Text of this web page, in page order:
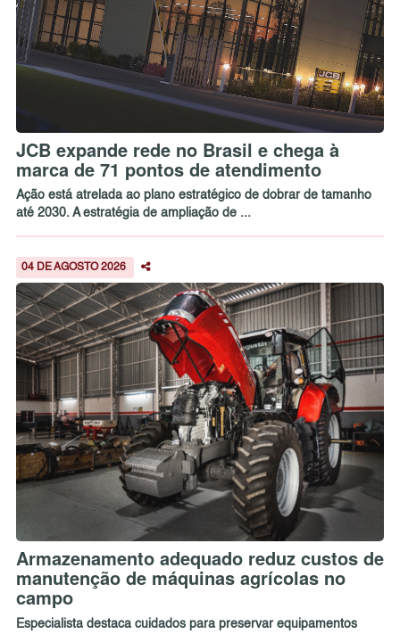
JCB expande rede no Brasil e chega à
marca de 71 pontos de atendimento
Ação está atrelada ao plano estratégico de dobrar de tamanho
até 2030. A estratégia de ampliação de ...
04 DE AGOSTO 2026
Armazenamento adequado reduz custos de
manutenção de máquinas agrícolas no
campo
Especialista destaca cuidados para preservar equipamentos